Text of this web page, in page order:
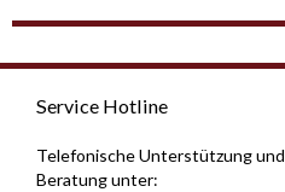
Service Hotline
Telefonische Unterstützung und
Beratung unter: